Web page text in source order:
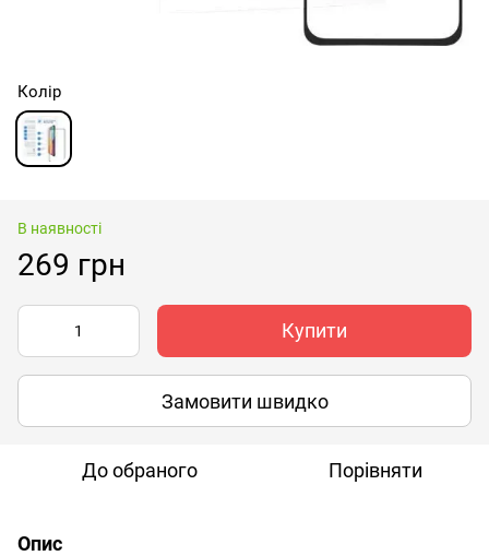
Колір
В наявності
269 грн
Купити
Замовити швидко
До обраного Порівняти
Опис